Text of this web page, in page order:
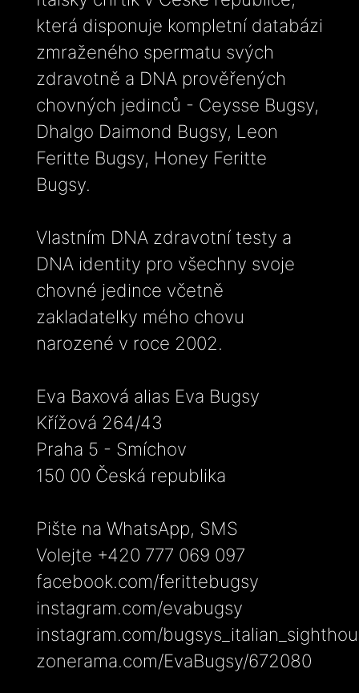
která disponuje kompletní databázi
zmraženého spermatu svých
zdravotně a DNA prověřených
chovných jedinců - Ceysse Bugsy,
Dhalgo Daimond Bugsy, Leon
Feritte Bugsy, Honey Feritte
Bugsy.
Vlastním DNA zdravotní testy a
DNA identity pro všechny svoje
chovné jedince včetně
zakladatelky mého chovu
narozené v roce 2002.
Eva Baxová alias Eva Bugsy
Křížová 264/43
Praha 5 - Smíchov
150 00 Česká republika
Pište na WhatsApp, SMS
Volejte +420 777 069 097
facebook.com/ferittebugsy
instagram.com/evabugsy
instagram.com/
zonerama.com/EvaBugsy/672080